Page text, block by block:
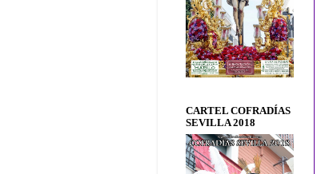
CARTEL COFRADÍAS
SEVILLA 2018